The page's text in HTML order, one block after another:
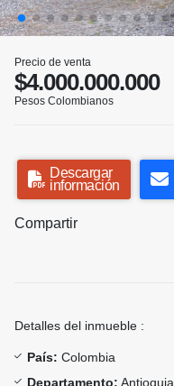
Precio de venta
$4.000.000.000
Pesos Colombianos
Descargar
información
Compartir
Detalles del inmueble :
País: Colombia
Departamento: Antioquia